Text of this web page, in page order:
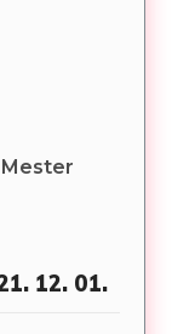
Mester
12. 01.